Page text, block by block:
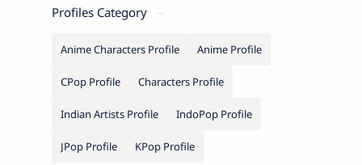
Profiles Category
Anime Characters Profile Anime Profile
CPop Profile Characters Profile
Indian Artists Profile IndoPop Profile
JPop Profile KPop Profile